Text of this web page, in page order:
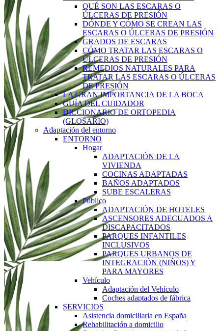
QUÉ SON LAS ESCARAS O
ÚLCERAS DE PRESIÓN
DÓNDE Y CÓMO SE CREAN LAS
ESCARAS O ÚLCERAS DE PRESIÓN
GRADOS DE ESCARAS
CÓMO TRATAR LAS ESCARAS O
ÚLCERAS DE PRESIÓN
REMEDIOS NATURALES PARA
TRATAR LAS ESCARAS O ÚLCERAS
DE PRESIÓN
LA GRAN IMPORTANCIA DE LA BOCA
GUÍA DEL CUIDADOR
DICCIONARIO DE ORTOPEDIA
(GLOSARIO)
Adaptación del entorno
ENTORNO
Hogar
ADAPTACIÓN DE LA
VIVIENDA
COCINAS ADAPTADAS
BAÑOS ADAPTADOS
SUBE ESCALERAS
Público
ADAPTACIÓN DE HOTELES
ASCENSORES ADECUADOS A
DISCAPACITADOS
PARQUES INFANTILES
INCLUSIVOS
PARQUES URBANOS DE
INTEGRACIÓN (NIÑOS) Y
PARA MAYORES
Vehículo
Adaptación del Vehículo
Coches adaptados de fábrica
SERVICIOS
Asistencia domiciliaria en España
Rehabilitación a domicilio